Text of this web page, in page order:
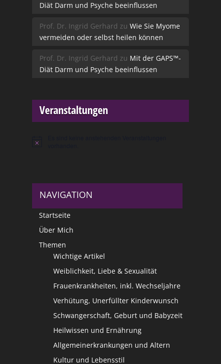
Diät Darm und Psyche beeinflussen
Prof. Dr. Ingrid Gerhard zu Wie Sie Myome
vermeiden oder selbst heilen können
Prof. Dr. Ingrid Gerhard zu Mit der GAPS™-
Diät Darm und Psyche beeinflussen
Veranstaltungen
Hinweis
NAVIGATION
Startseite
Über Mich
Themen
Wichtige Artikel
Weiblichkeit, Liebe & Sexualität
Frauenkrankheiten, inkl. Wechseljahre
Verhütung, Unerfüllter Kinderwunsch
Schwangerschaft, Geburt und Babyzeit
Heilwissen und Ernährung
Allgemeinerkrankungen und Altern
Kultur und Lebensstil